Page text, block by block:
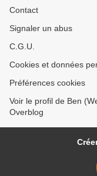
Contact
Signaler un abus
C.G.U.
Cookies et données
Préférences cookies
Voir le profil de Ben
Overblog